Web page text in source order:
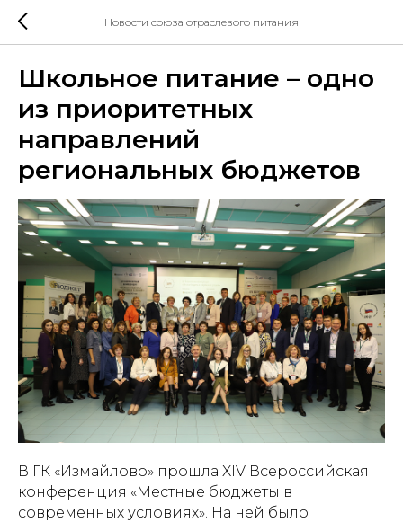
Новости союза отраслевого питания
Школьное питание – одно
из приоритетных
направлений
региональных бюджетов
В ГК «Измайлово» прошла XIV Всероссийская
конференция «Местные бюджеты в
современных условиях». На ней было